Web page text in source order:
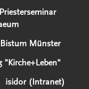
Münster
"Kirche+Leben"
isidor (Intranet)